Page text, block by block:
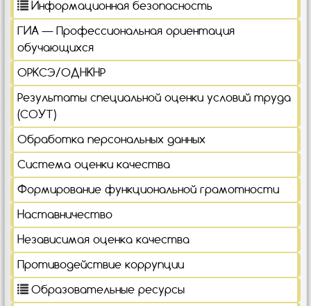
Информационная безопасность
ГИА — Профессиональная ориентация
обучающихся
ОРКСЭ/ОДНКНР
Результаты специальной оценки условий труда
(СОУТ)
Обработка персональных данных
Система оценки качества
Формирование функциональной грамотности
Наставничество
Независимая оценка качества
Противодействие коррупции
Образовательные ресурсы